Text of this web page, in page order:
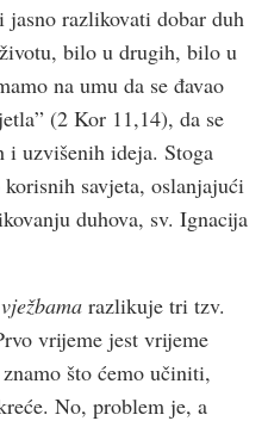
razlikovati dobar duh
bilo u drugih, bilo u
na umu da se đavao
(2 Kor 11,14), da se
i uzvišenih ideja. Stoga
savjeta, oslanjajući
duhova, sv. Ignacija
razlikuje tri tzv.
vrijeme jest vrijeme
što ćemo učiniti,
No, problem je, a